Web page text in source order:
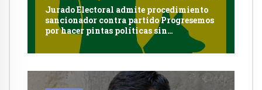
Jurado Electoral admite procedimiento
sancionador contra partido Progresemos
por hacer pintas políticas sin
autorización en Cayma